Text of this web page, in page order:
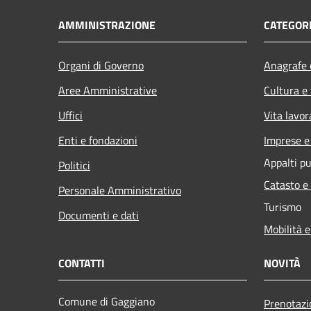
AMMINISTRAZIONE
Organi di Governo
Aree Amministrative
Uffici
Enti e fondazioni
Politici
Personale Amministrativo
Documenti e dati
Cultura
Vita
Imprese
Appalti
Catasto
Turismo
Mobilità
CONTATTI
Comune di Gaggiano
NOVITÀ